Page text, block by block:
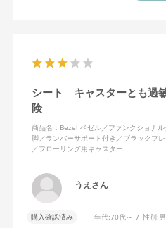
シート キャスターとも過
険
商品名：Bezel ベゼル／ファンクショナ
脚／ランバーサポート付き／ブラックフ
／フローリング用キャスター
うえさん
購入確認済み 年代:70代～ 性別: